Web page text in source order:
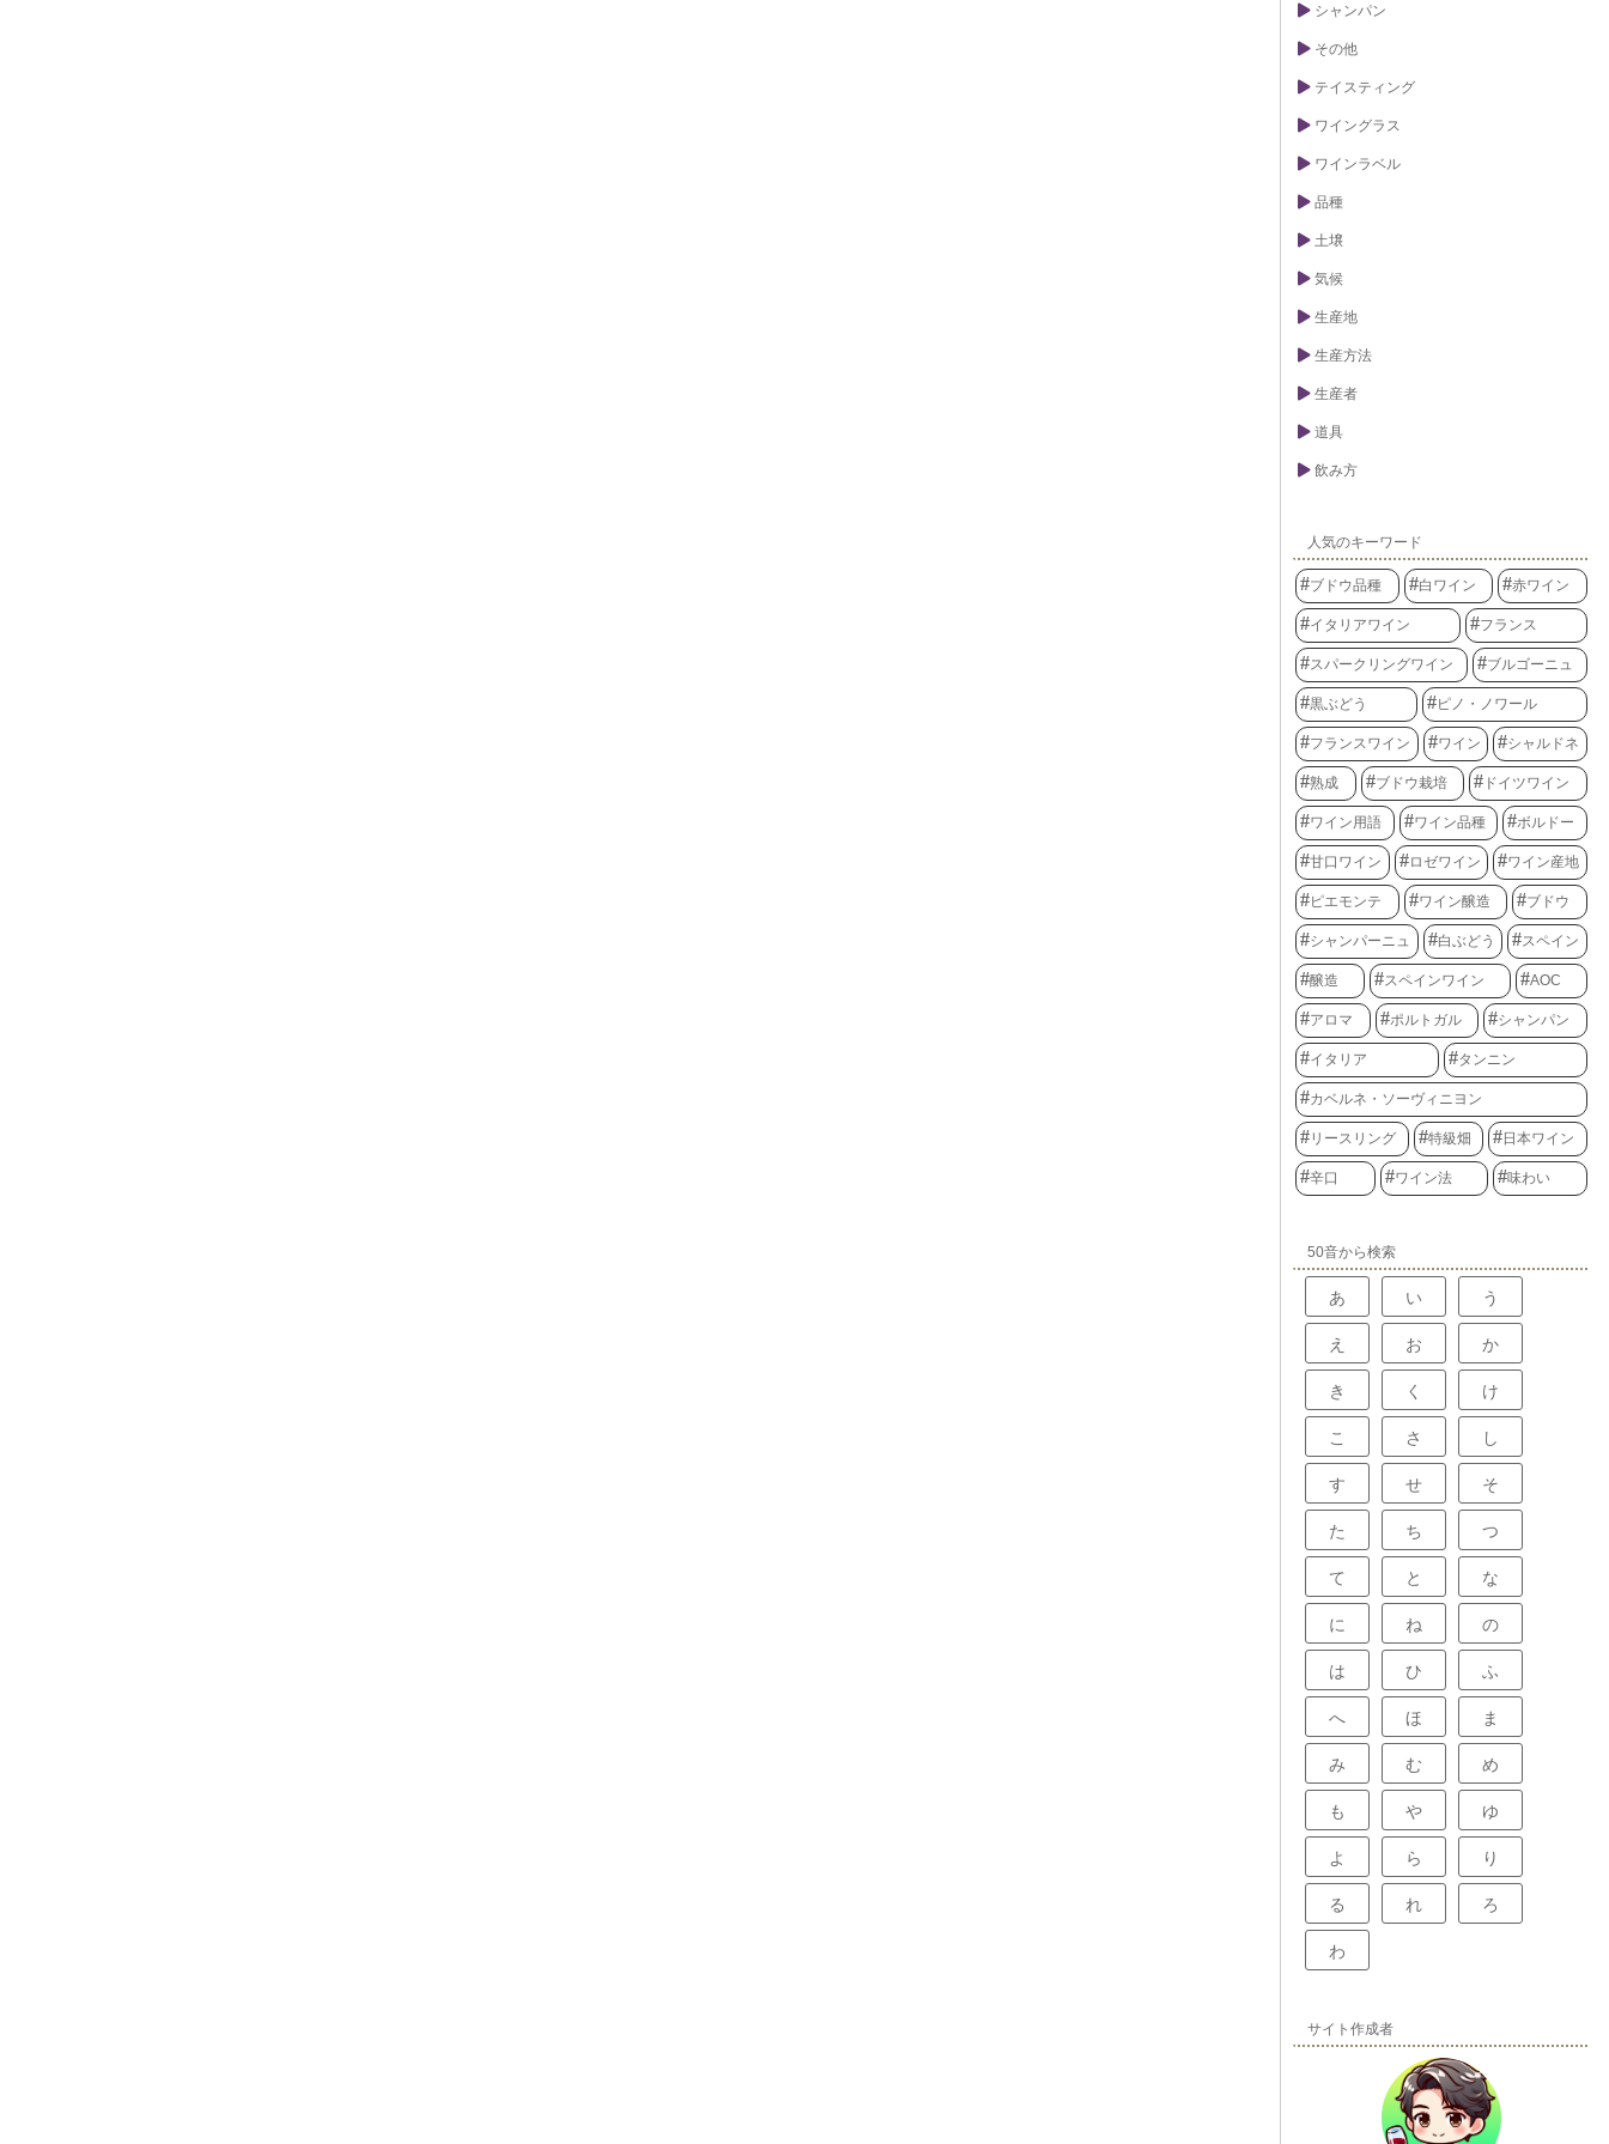
シャンパン
その他
テイスティング
ワイングラス
ワインラベル
品種
土壌
気候
生産地
生産方法
生産者
道具
飲み方
人気のキーワード
ブドウ品種 白ワイン 赤ワイン
イタリアワイン フランス
スパークリングワイン ブルゴーニュ
黒ぶどう ピノ・ノワール
フランスワイン ワイン シャルドネ
熟成 ブドウ栽培 ドイツワイン
ワイン用語 ワイン品種 ボルドー
甘口ワイン ロゼワイン ワイン産地
ピエモンテ ワイン醸造 ブドウ
シャンパーニュ 白ぶどう スペイン
醸造 スペインワイン AOC
アロマ ポルトガル シャンパン
イタリア タンニン
カベルネ・ソーヴィニヨン
リースリング 特級畑 日本ワイン
辛口 ワイン法 味わい
50音から検索
あ い う
え お か
き く け
こ さ し
す せ そ
た ち つ
て と な
に ね の
は ひ ふ
へ ほ ま
み む め
も や ゆ
よ ら り
る れ ろ
わ
サイト作成者